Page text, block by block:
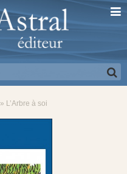
» L’Arbre à soi